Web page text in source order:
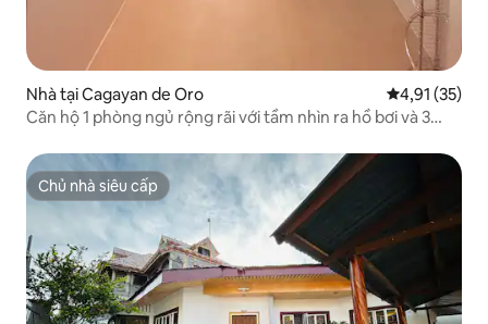
Nhà tại Cagayan de Oro Xếp hạng
4,91 (35)
Căn hộ 1 phòng ngủ rộng rãi với tầm nhìn ra hồ bơi và 3
Chủ nhà siêu cấp
Chủ nhà siêu cấp